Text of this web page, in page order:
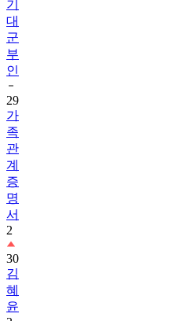
기
대
군
부
인
29
가
족
관
계
증
명
서
2
30
김
혜
윤